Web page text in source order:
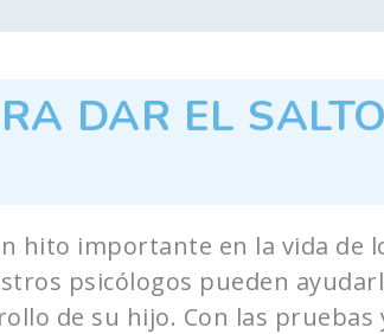
DAR EL
hito importante en la vida de
psicólogos pueden
de su hijo. Con las